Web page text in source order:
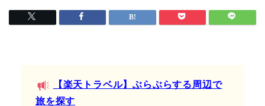
【楽天トラベル】ぶらぶらする周辺で
旅を探す